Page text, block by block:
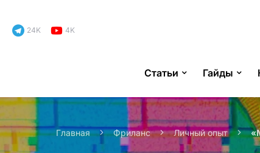
24K 4K
Статьи Гайды
Главная Фриланс Личный опыт